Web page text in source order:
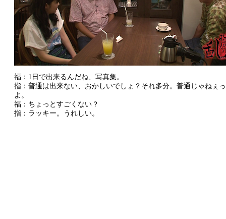
福：1日で出来るんだね、写真集。
指：普通は出来ない、おかしいでしょ？それ多分。普通じゃねぇ
よ。
福：ちょっとすごくない？
指：ラッキー。うれしい。